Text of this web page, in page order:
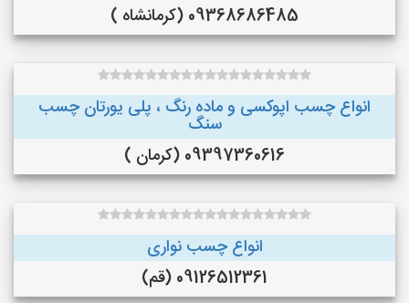
09368686485 (کرمانشاه )
انواع چسب اپوکسی و ماده رنگ ، پلی یورتان چسب
سنگ
09397360616 (کرمان )
انواع چسب نواری
09126512361 (قم)